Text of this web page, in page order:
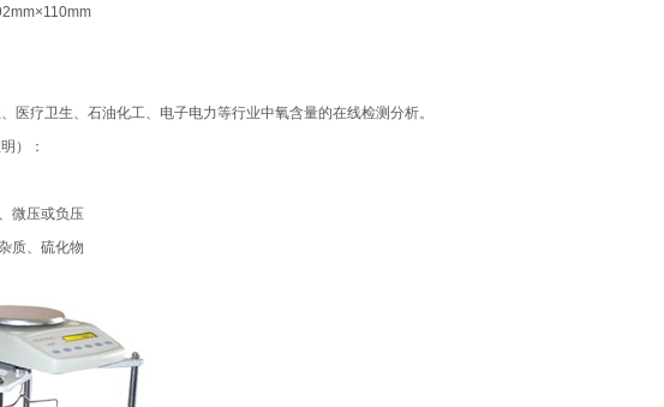
医疗卫生、石油化工、电子电力等行业中氧含量的在线检测分析。
）：
微压或负压
、硫化物